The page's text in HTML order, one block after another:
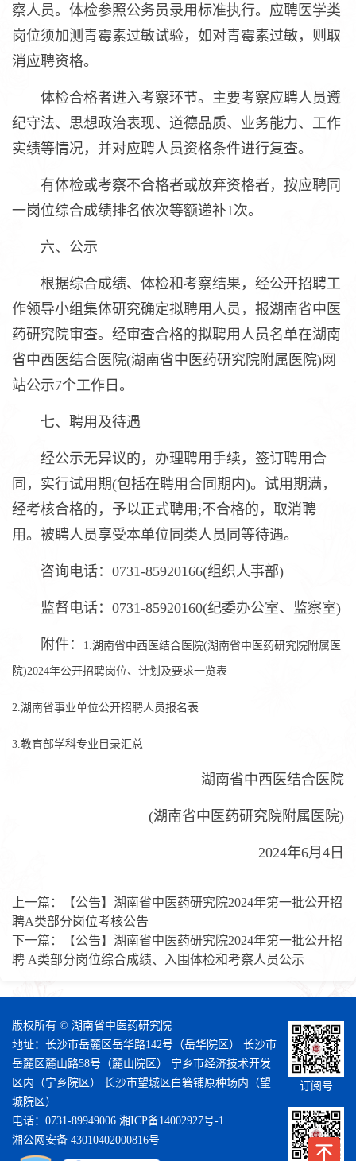
察人员。体检参照公务员录用标准执行。应聘医学类
岗位须加测青霉素过敏试验，如对青霉素过敏，则取
消应聘资格。
体检合格者进入考察环节。主要考察应聘人员遵
纪守法、思想政治表现、道德品质、业务能力、工作
实绩等情况，并对应聘人员资格条件进行复查。
有体检或考察不合格者或放弃资格者，按应聘同
一岗位综合成绩排名依次等额递补1次。
六、公示
根据综合成绩、体检和考察结果，经公开招聘工
作领导小组集体研究确定拟聘用人员，报湖南省中医
药研究院审查。经审查合格的拟聘用人员名单在湖南
省中西医结合医院(湖南省中医药研究院附属医院)网
站公示7个工作日。
七、聘用及待遇
经公示无异议的，办理聘用手续，签订聘用合
同，实行试用期(包括在聘用合同期内)。试用期满，
经考核合格的，予以正式聘用;不合格的，取消聘
用。被聘人员享受本单位同类人员同等待遇。
咨询电话：0731-85920166(组织人事部)
监督电话：0731-85920160(纪委办公室、监察室)
附件： 1.湖南省中西医结合医院(湖南省中医药研究院附属医
院)2024年公开招聘岗位、计划及要求一览表
2.湖南省事业单位公开招聘人员报名表
3.教育部学科专业目录汇总
湖南省中西医结合医院
(湖南省中医药研究院附属医院)
2024年6月4日
上一篇：
【公告】湖南省中医药研究院2024年第一批公开招
聘A类部分岗位考核公告
下一篇：
【公告】湖南省中医药研究院2024年第一批公开招
聘 A类部分岗位综合成绩、入围体检和考察人员公示
版权所有 © 湖南省中医药研究院
地址：长沙市岳麓区岳华路142号（岳华院区） 长沙市
岳麓区麓山路58号（麓山院区） 宁乡市经济技术开发
区内（宁乡院区） 长沙市望城区白箬铺原种场内（望
城院区）
电话：0731-89949006 湘ICP备14002927号-1
湘公网安备 43010402000816号
订阅号